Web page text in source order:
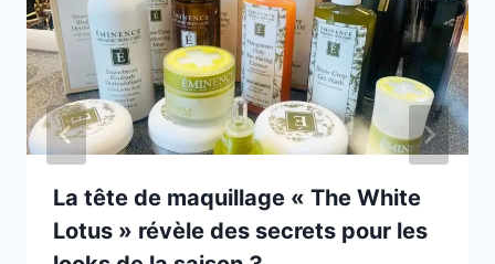
La tête de maquillage « The White
Lotus » révèle des secrets pour les